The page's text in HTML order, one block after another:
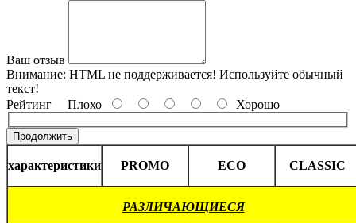
Ваш отзыв
Внимание: HTML не поддерживается! Используйте обычный
текст!
Рейтинг Плохо Хорошо
Продолжить
характеристики PROMO ECO CLASSIC
РАЗЛИЧАЮЩИЕСЯ